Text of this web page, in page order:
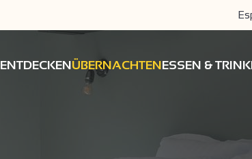
ENTDECKENÜBERNACHTENESSEN &